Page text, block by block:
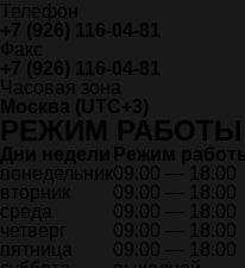
Телефон
+7 (926) 116-04-81
Факс
+7 (926) 116-04-81
Часовая зона
Москва (UTC+3)
РЕЖИМ РАБОТЫ
Дни недели Режим
понедельник09:00 — 18:00
вторник
09:00 — 18:00
среда
09:00 — 18:00
четверг
09:00 — 18:00
пятница
09:00 — 18:00